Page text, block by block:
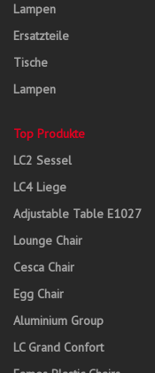
Lampen
Ersatzteile
Tische
Lampen
Top Produkte
LC2 Sessel
LC4 Liege
Adjustable Table E1027
Lounge Chair
Cesca Chair
Egg Chair
Aluminium Group
LC Grand Confort